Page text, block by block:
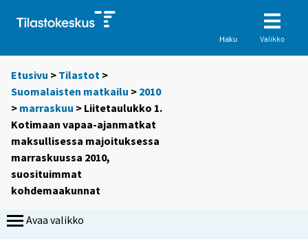
Haku Valikko
Etusivu > Tilastot >
Suomalaisten matkailu > 2010
> marraskuu > Liitetaulukko 1.
Kotimaan vapaa-ajanmatkat
maksullisessa majoituksessa
marraskuussa 2010,
suosituimmat
kohdemaakunnat
Avaa valikko